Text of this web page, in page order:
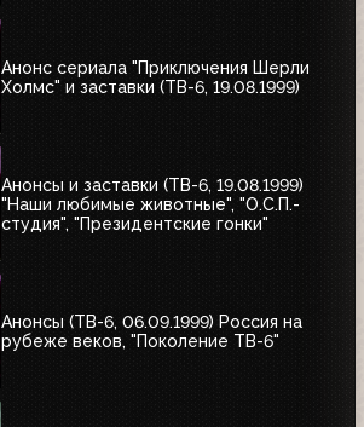
Анонс сериала "Приключения Шерли
Холмс" и заставки (ТВ-6, 19.08.1999)
Анонсы и заставки (ТВ-6, 19.08.1999)
"Наши любимые животные", "О.С.П.-
студия", "Президентские гонки"
Анонсы (ТВ-6, 06.09.1999) Россия на
рубеже веков, "Поколение ТВ-6"